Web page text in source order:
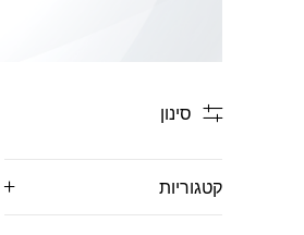
סינון
קטגוריות